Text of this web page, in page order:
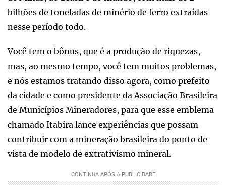
bilhões de toneladas de minério de ferro extraídas
nesse período todo.
Você tem o bônus, que é a produção de riquezas,
mas, ao mesmo tempo, você tem muitos problemas,
e nós estamos tratando disso agora, como prefeito
da cidade e como presidente da Associação Brasileira
de Municípios Mineradores, para que esse emblema
chamado Itabira lance experiências que possam
contribuir com a mineração brasileira do ponto de
vista de modelo de extrativismo mineral.